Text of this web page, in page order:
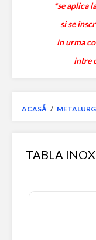
*se aplica
si se
in urma
intre
ACASĂ /
TABLA